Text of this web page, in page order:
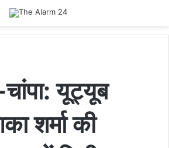
यूट्यूब
शर्मा की